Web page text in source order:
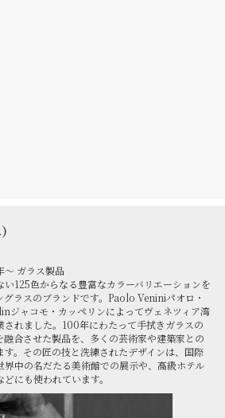
～ ガラス製品
125色からなる豊富なカラーバリエーションを
ラスのブランドです。Paolo Veniniパオロ・
ジャコモ・カッペリンによってヴェネツィア湾
されました。100年にわたって手拭きガラスの
合させた製品を、多くの芸術家や建築家との
す。その匠の技と洗練されたデザインは、国際
中の名だたる美術館での展示や、高級ホテル
にも使われています。